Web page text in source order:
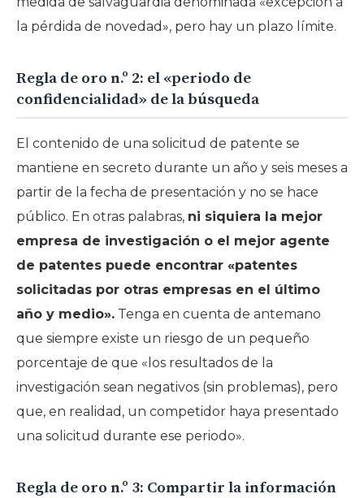
la pérdida de novedad», pero hay un plazo límite.
Regla de oro n.º 2: el «periodo de
confidencialidad» de la búsqueda
El contenido de una solicitud de patente se
mantiene en secreto durante un año y seis meses a
partir de la fecha de presentación y no se hace
público. En otras palabras, ni siquiera la mejor
empresa de investigación o el mejor agente
de patentes puede encontrar «patentes
solicitadas por otras empresas en el último
año y medio». Tenga en cuenta de antemano
que siempre existe un riesgo de un pequeño
porcentaje de que «los resultados de la
investigación sean negativos (sin problemas), pero
que, en realidad, un competidor haya presentado
una solicitud durante ese periodo».
Regla de oro n.º 3: Compartir la información